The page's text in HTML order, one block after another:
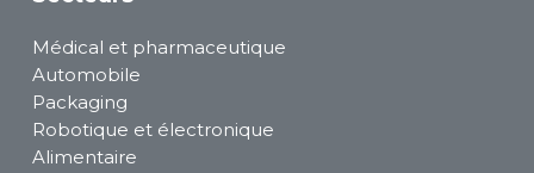
Médical et pharmaceutique
Automobile
Packaging
Robotique et électronique
Alimentaire